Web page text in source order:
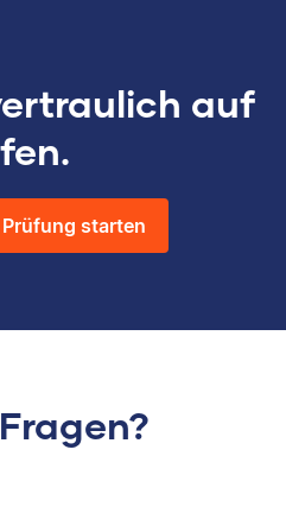
auf
starten